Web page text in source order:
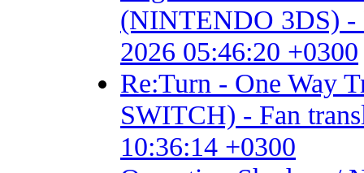
(NINTENDO 3DS) -
2026 05:46:20 +0300
Re:Turn - One Way
SWITCH) - Fan
10:36:14 +0300